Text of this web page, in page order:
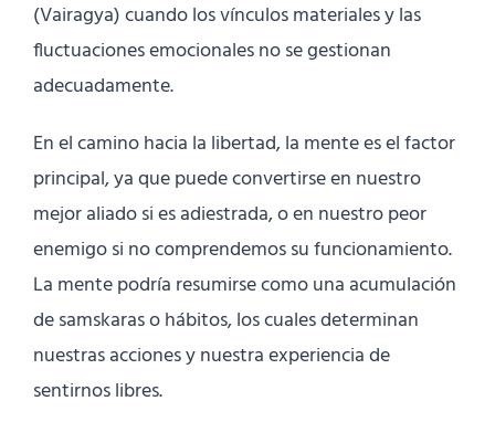
(Vairagya) cuando los vínculos materiales y las
fluctuaciones emocionales no se gestionan
adecuadamente.
En el camino hacia la libertad, la mente es el factor
principal, ya que puede convertirse en nuestro
mejor aliado si es adiestrada, o en nuestro peor
enemigo si no comprendemos su funcionamiento.
La mente podría resumirse como una acumulación
de samskaras o hábitos, los cuales determinan
nuestras acciones y nuestra experiencia de
sentirnos libres.